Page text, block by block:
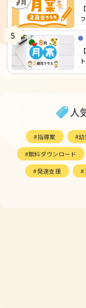
5
人
指導案 幼
無料ダウンロード
発達支援